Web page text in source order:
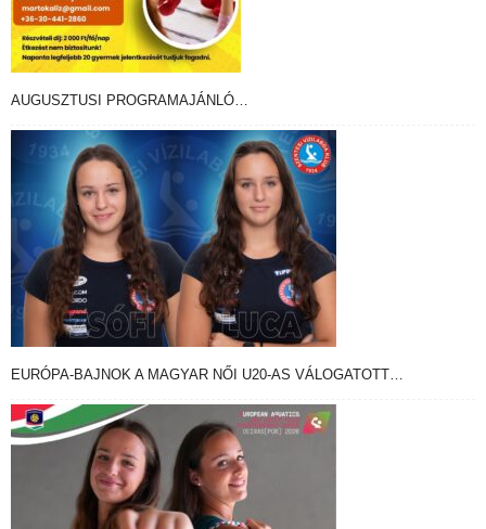
AUGUSZTUSI PROGRAMAJÁNLÓ…
EURÓPA-BAJNOK A MAGYAR NŐI U20-AS VÁLOGATOTT…